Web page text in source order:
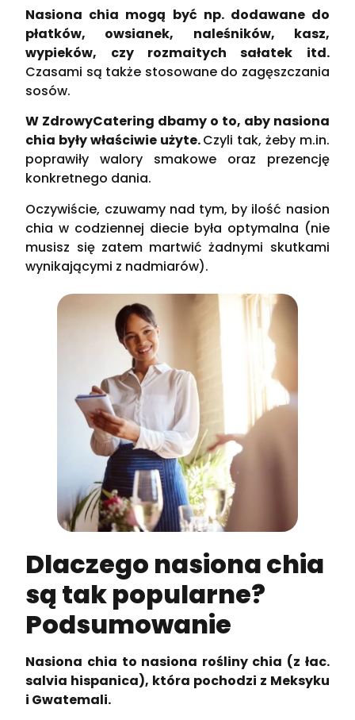
Nasiona chia mogą być np. dodawane do
płatków, owsianek, naleśników, kasz,
wypieków, czy rozmaitych sałatek itd.
Czasami są także stosowane do zagęszczania
sosów.
W ZdrowyCatering dbamy o to, aby nasiona
chia były właściwie użyte.Czyli tak, żeby m.in.
poprawiły walory smakowe oraz prezencję
konkretnego dania.
Oczywiście, czuwamy nad tym, by ilość nasion
chia w codziennej diecie była optymalna (nie
musisz się zatem martwić żadnymi skutkami
wynikającymi z nadmiarów).
Dlaczego nasiona chia
są tak popularne?
Podsumowanie
Nasiona chia to nasiona rośliny chia (z łac.
salvia hispanica), która pochodzi z Meksyku
i Gwatemali.